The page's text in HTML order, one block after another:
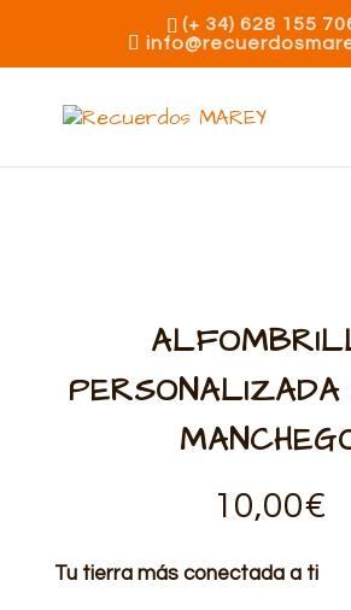
(+ 34) 628 155
10,00€
Tu tierra más conectada a ti